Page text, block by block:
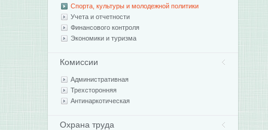
Спорта, культуры и молодежной политики
Учета и отчетности
Финансового контроля
Экономики и туризма
Комиссии
Административная
Трехсторонняя
Антинаркотическая
Охрана труда